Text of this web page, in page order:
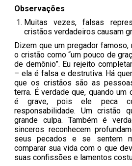
Observações
Muitas vezes, falsas
cristãos verdadeiros causam
Dizem que um pregador famoso,
o cristão como “um pouco de
de demônio”. Eu rejeito
– ela é falsa e destrutiva. Há
que os cristãos são as
terra. É verdade que, quando um
é grave, pois ele peca
responsabilidade. Um cristão
grande culpa. Também é
sinceros reconhecem
seus pecados e se sentem
comparar sua vida com o que
suas confissões e lamentos